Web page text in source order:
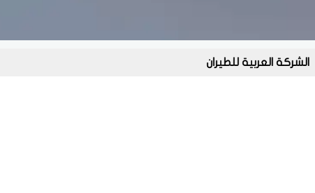
الشركة العربية للطيران